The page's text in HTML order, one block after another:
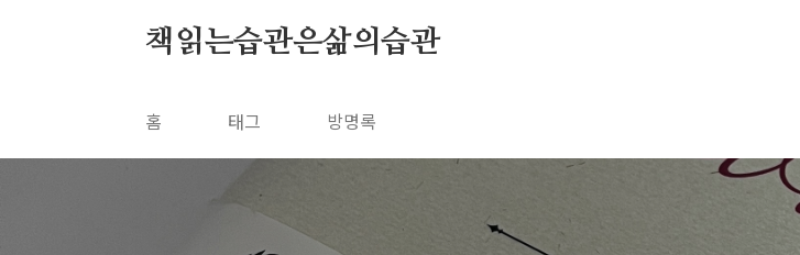
책읽는습관은삶의습관
홈 태그 방명록